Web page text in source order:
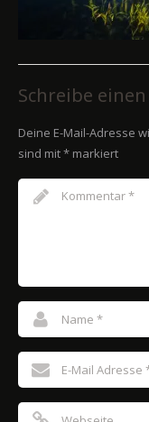
Schreibe
Deine E-Mail-Adresse
sind mit* markiert